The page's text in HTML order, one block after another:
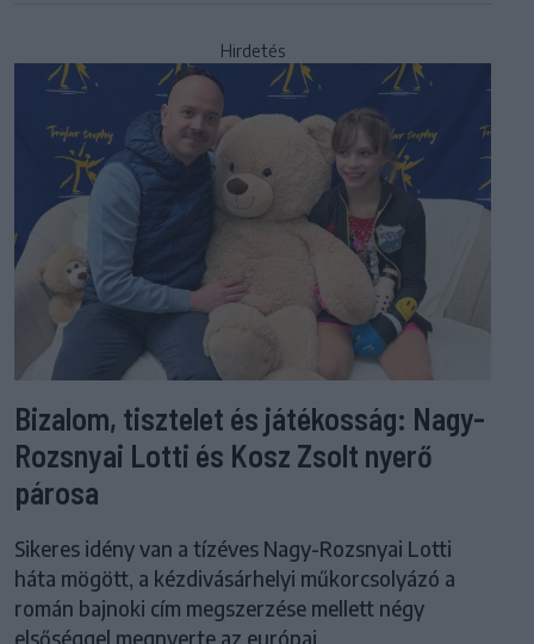
Hirdetés
Bizalom, tisztelet és játékosság: Nagy-
Rozsnyai Lotti és Kosz Zsolt nyerő
párosa
Sikeres idény van a tízéves Nagy-Rozsnyai Lotti
háta mögött, a kézdivásárhelyi műkorcsolyázó a
román bajnoki cím megszerzése mellett négy
elsőséggel megnyerte az európai